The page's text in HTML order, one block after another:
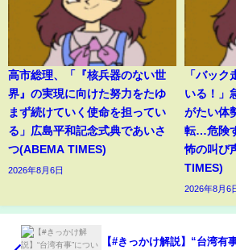
高市総理、「『核兵器のない世
界』の実現に向けた努力をたゆ
まず続けていく使命を担ってい
る」広島平和記念式典であいさ
つ(ABEMA TIMES)
2026年8月6日
「バック
いる！」
がたい体
転…危険
怖の叫び
TIMES)
2026年8月6
【#きっかけ解説】“台湾有事”